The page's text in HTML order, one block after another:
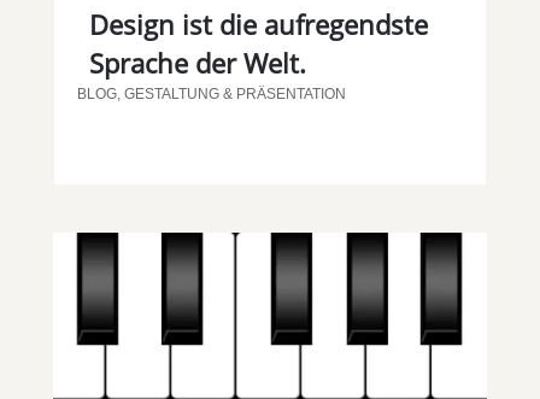
Design ist die aufregendste
Sprache der Welt.
BLOG, GESTALTUNG & PRÄSENTATION